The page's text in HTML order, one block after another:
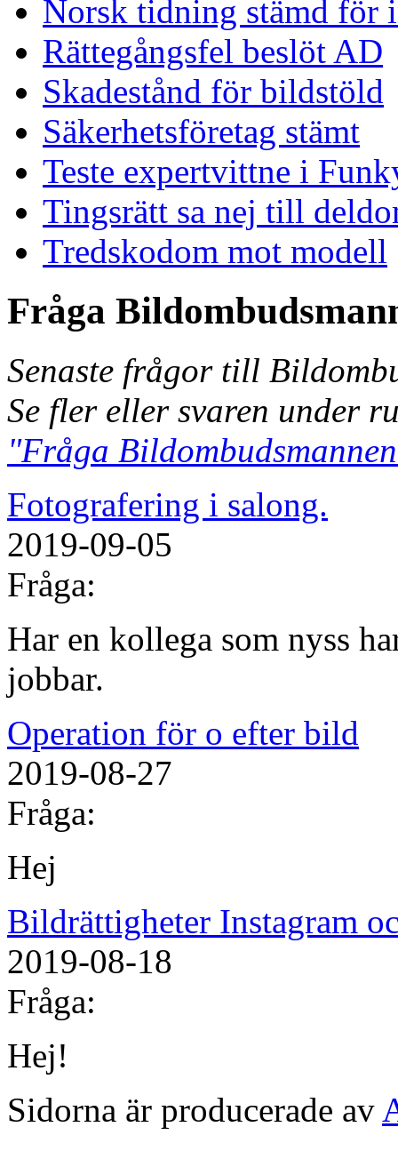
Norsk tidning stämd för
Rättegångsfel beslöt AD
Skadestånd för bildstöld
Säkerhetsföretag stämt
Teste expertvittne i
Tingsrätt sa nej till
Tredskodom mot modell
Fråga
Senaste frågor till
Se fler eller svaren under
"Fråga
Fotografering i salong.
2019-09-05
Fråga:
Har en kollega som nyss
jobbar.
Operation för o efter bild
2019-08-27
Fråga:
Hej
Bildrättigheter Instagram
2019-08-18
Fråga:
Hej!
Sidorna är producerade av